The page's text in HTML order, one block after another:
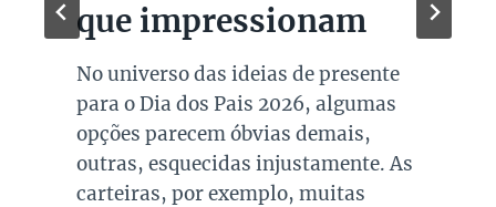
que impressionam
No universo das ideias de presente
para o Dia dos Pais 2026, algumas
opções parecem óbvias demais,
outras, esquecidas injustamente. As
carteiras, por exemplo, muitas